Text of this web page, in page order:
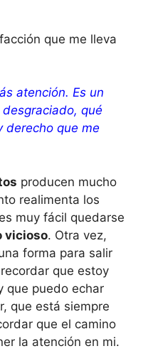
que me lleva
atención. Es un
qué
derecho que me
producen mucho
realimenta los
muy fácil quedarse
vicioso. Otra vez,
forma para salir
que estoy
que puedo echar
que está siempre
que el camino
la atención en mi.